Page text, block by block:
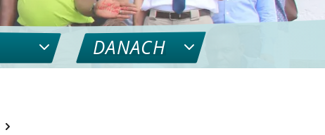
DANACH